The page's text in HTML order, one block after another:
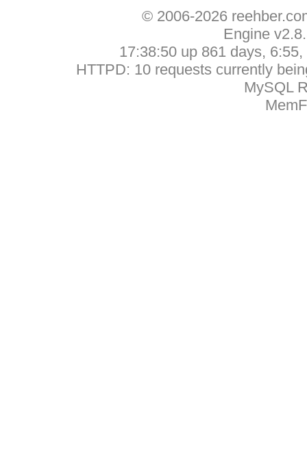
© 2006-2026
Engine
17:38:50 up 861 days,
HTTPD: 10 requests currently
MySQL